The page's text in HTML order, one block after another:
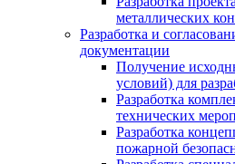
металлических
Разработка и
документации
Получение
условий) для
Разработка
технических
Разработка
пожарной